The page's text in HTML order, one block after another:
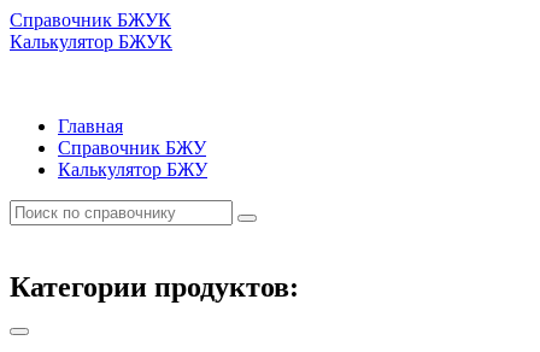
Справочник БЖУК
Калькулятор БЖУК
Главная
Справочник БЖУ
Калькулятор БЖУ
Категории продуктов: